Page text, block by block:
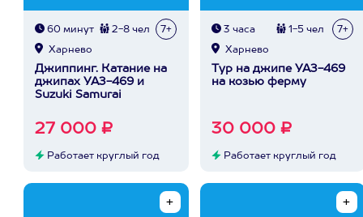
60 минут 2-8 чел 7+
Харнево
Джиппинг. Катание на
джипах УАЗ-469 и
Suzuki Samurai
27 000 ₽
Работает круглый год
3 часа 1-5 чел 7+
Харнево
Тур на джипе УАЗ-469
на козью ферму
30 000 ₽
Работает круглый год